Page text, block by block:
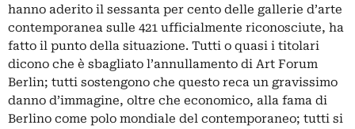
hanno aderito il sessanta per cento delle gallerie d’arte
contemporanea sulle 421 ufficialmente riconosciute, ha
fatto il punto della situazione. Tutti o quasi i titolari
dicono che è sbagliato l’annullamento di Art Forum
Berlin; tutti sostengono che questo reca un gravissimo
danno d’immagine, oltre che economico, alla fama di
Berlino come polo mondiale del contemporaneo; tutti si